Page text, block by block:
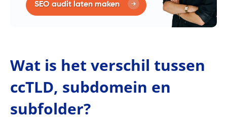
SEO audit laten maken
Wat is het verschil tussen
ccTLD, subdomein en
subfolder?